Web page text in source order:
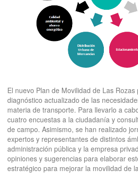
El nuevo Plan de Movilidad de Las
diagnóstico actualizado de las
materia de transporte. Para llevarlo a
cuatro encuestas a la ciudadanía y
de campo. Asimismo, se han realizado
expertos y representantes de distintos
administración pública y la empresa
opiniones y sugerencias para elaborar
estratégico para mejorar la movilidad de